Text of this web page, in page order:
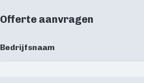
Offerte aanvragen
Bedrijfsnaam